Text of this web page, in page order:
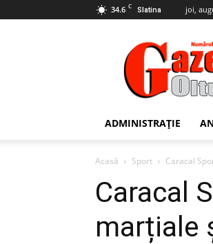
34.6 C Slatina joi,
ADMINISTRAȚIE
Acasă Sport Caracal
Caracal
marțiale